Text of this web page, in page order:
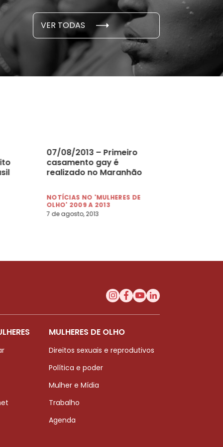
VER TODAS
E PESQUISAS
novembro, 2021
07/08/2013 – Primeiro
casamento gay é
realizado no Maranhão
NOTÍCIAS NO 'MULHERES DE
OLHO' 2009 A 2013
7 de agosto, 2013
MULHERES DE OLHO
Direitos sexuais e reprodutivos
Política e poder
Mulher e Mídia
Trabalho
Agenda